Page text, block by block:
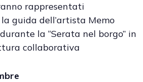
rappresentati
guida dell’artista Memo
la “Serata nel borgo” in
collaborativa